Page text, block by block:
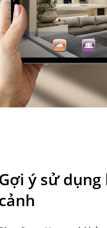
Gợi ý sử